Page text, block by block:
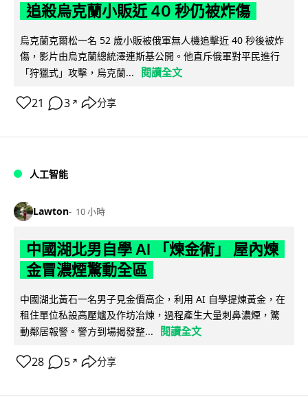
追殺烏克蘭小販近 40 秒仍被炸傷
烏克蘭克爾松一名 52 歲小販被俄軍無人機追擊近 40 秒後被炸
傷，影片由烏克蘭總統澤連斯基公開。他直斥俄軍對平民進行
「狩獵式」攻擊，烏克蘭...
閱讀全文
21 3 ↗ 分享
人工智能
Lawton 10 小時
中國湖北男自學 AI 「煉金術」 屋內煉
金冒濃煙驚動全區
中國湖北黃石一名男子見金價高企，利用 AI 自學提煉黃金，在
租住單位私設高壓爐及作坊冶煉，過程產生大量刺鼻濃煙，驚
動鄰居報警。警方到場揭發整...
閱讀全文
28 5 ↗ 分享